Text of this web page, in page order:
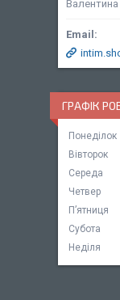
Валентина
ГРАФІК
Понеділок
Вівторок
Середа
Четвер
Пʼятниця
Субота
Неділя